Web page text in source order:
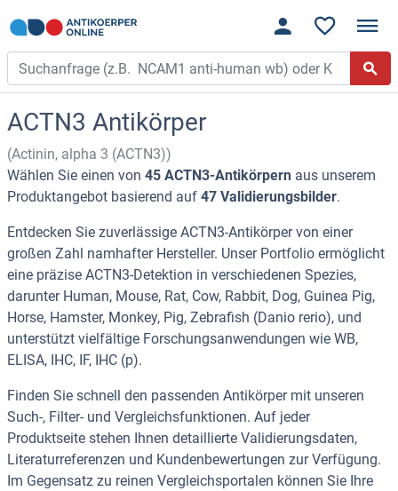
ACTN3 Antikörper
(Actinin, alpha 3 (ACTN3))
Wählen Sie einen von 45 ACTN3-Antikörpern aus unserem
Produktangebot basierend auf 47 Validierungsbilder.
Entdecken Sie zuverlässige ACTN3-Antikörper von einer
großen Zahl namhafter Hersteller. Unser Portfolio ermöglicht
eine präzise ACTN3-Detektion in verschiedenen Spezies,
darunter Human, Mouse, Rat, Cow, Rabbit, Dog, Guinea Pig,
Horse, Hamster, Monkey, Pig, Zebrafish (Danio rerio), und
unterstützt vielfältige Forschungsanwendungen wie WB,
ELISA, IHC, IF, IHC (p).
Finden Sie schnell den passenden Antikörper mit unseren
Such-, Filter- und Vergleichsfunktionen. Auf jeder
Produktseite stehen Ihnen detaillierte Validierungsdaten,
Literaturreferenzen und Kundenbewertungen zur Verfügung.
Im Gegensatz zu reinen Vergleichsportalen können Sie Ihre